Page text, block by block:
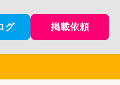
グ 掲載依頼